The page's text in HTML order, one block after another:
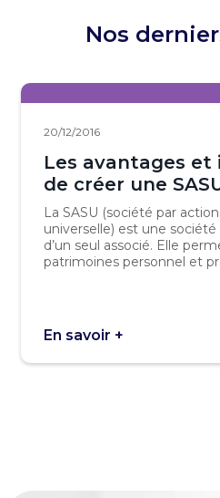
Nos
20/12/2016
Les avantages et
de créer une
La SASU (société par
universelle) est une
d’un seul associé. Elle
patrimoines personnel et
En savoir +